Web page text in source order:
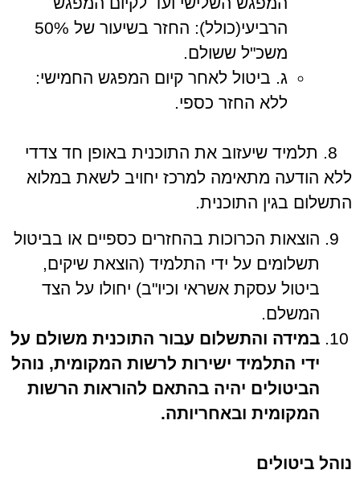
הרביעי(כולל): החזר בשיעור של 50%
משכ"ל ששולם.
ג. ביטול לאחר קיום המפגש החמישי:
ללא החזר כספי.
8. תלמיד שיעזוב את התוכנית באופן חד צדדי
ללא הודעה מתאימה למרכז יחויב לשאת במלוא
התשלום בגין התוכנית.
הוצאות הכרוכות בהחזרים כספיים או בביטול
תשלומים על ידי התלמיד (הוצאת שיקים,
ביטול עסקת אשראי וכיו"ב) יחולו על הצד
המשלם.
במידה והתשלום עבור התוכנית משולם על
ידי התלמיד ישירות לרשות המקומית, נוהל
הביטולים יהיה בהתאם להוראות הרשות
המקומית ובאחריותה.
נוהל ביטולים